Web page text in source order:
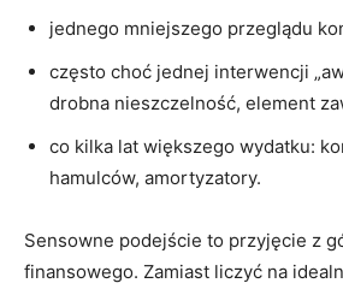
jednego mniejszego przeglądu
często choć jednej interwencji
drobna nieszczelność, element
co kilka lat większego wydatku:
hamulców, amortyzatory.
Sensowne podejście to przyjęcie z
finansowego. Zamiast liczyć na